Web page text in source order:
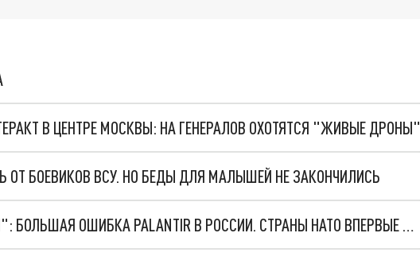
В ЦЕНТРЕ МОСКВЫ: НА ГЕНЕРАЛОВ ОХОТЯТСЯ "ЖИВЫЕ ДРОНЫ"
ОТ БОЕВИКОВ ВСУ. НО БЕДЫ ДЛЯ МАЛЫШЕЙ НЕ ЗАКОНЧИЛИСЬ
"ОЧЕНЬ ПЛОХИЕ НОВОСТИ": БОЛЬШАЯ ОШИБКА PALANTIR В РОССИИ. СТРАНЫ НАТО ВПЕРВЫЕ ЗА СВО ОСТАНОВИЛИ ПОСТАВКИ ОРУЖИЯ. ВСУ ТЕРЯЮТ ПРИГРАНИЧЬЕ?